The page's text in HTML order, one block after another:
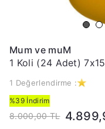
Mum ve muM
1 Koli (24 Adet)
1 Değerlendirme :
%39 İndirim
8.000,00 TL